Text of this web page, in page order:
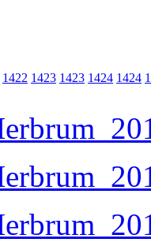
1422 1423 1423 1424 1424